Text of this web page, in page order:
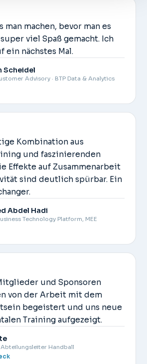
man machen, bevor man es
viel Spaß gemacht. Ich
ein nächstes Mal.
Scheidel
Advisory · BTP Data & Analytics
Kombination aus
und faszinierenden
Effekte auf Zusammenarbeit
sind deutlich spürbar. Ein
Abdel Hadi
Technology Platform, MEE
und Sponsoren
von der Arbeit mit dem
begeistert und uns neue
Training aufgezeigt.
Abteilungsleiter Handball